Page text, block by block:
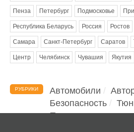
Пенза Петербург Подмосковье
Республика Беларусь Россия Ростов
Самара Санкт-Петербург Саратов
Центр Челябинск Чувашия Якутия
РУБРИКИ Автомобили
Безопасность
Помощь водителю